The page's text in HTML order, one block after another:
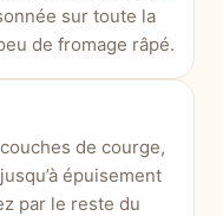
sur toute la
de fromage râpé.
de courge,
épuisement
par le reste du